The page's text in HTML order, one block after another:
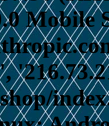
Mobile